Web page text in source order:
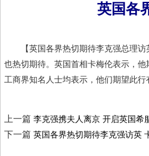
英国各
【英国各界热切期待李克强总理
也热切期待。英国首相卡梅伦表示，
工商界知名人士均表示，他们期望此
上一篇 李克强携夫人离京 开启英国希
下一篇 英国各界热切期待李克强访英